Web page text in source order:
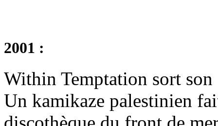
2001 :
Within Temptation sort
Un kamikaze palestinien